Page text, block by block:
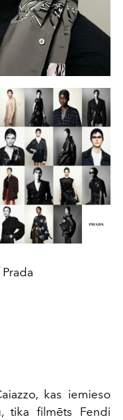
kas iemieso
tika filmēts Fendi